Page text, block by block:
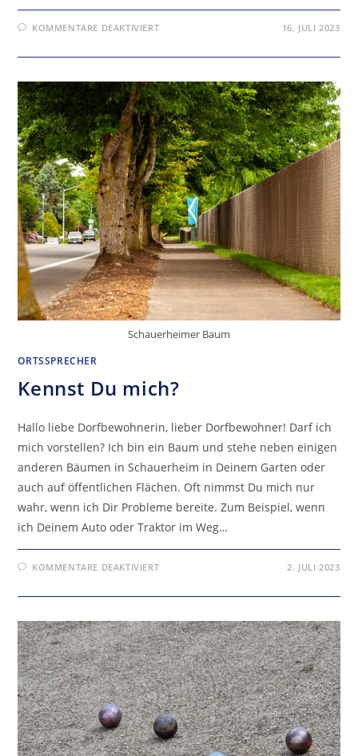
KOMMENTARE DEAKTIVIERTFÜR
SUCHT
FÜR
SCHAUERHEIM
16. JULI 2023
Schauerheimer Baum
ORTSSPRECHER
Kennst Du mich?
Hallo liebe Dorfbewohnerin, lieber Dorfbewohner! Darf ich
mich vorstellen? Ich bin ein Baum und stehe neben einigen
anderen Bäumen in Schauerheim in Deinem Garten oder
auch auf öffentlichen Flächen. Oft nimmst Du mich nur
wahr, wenn ich Dir Probleme bereite. Zum Beispiel, wenn
ich Deinem Auto oder Traktor im Weg…
KOMMENTARE DEAKTIVIERTFÜR
MICH?
2. JULI 2023